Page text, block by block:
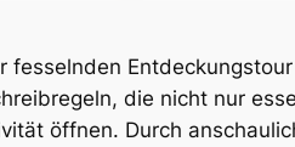
fesselnden
die nicht nur
öffnen. Durch